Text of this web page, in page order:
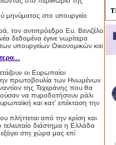
μηνύματος στο υπουργείο
τον αντιπρόεδρο Ευ. Βενιζέλο
δεδομένα έγινε νωρίτερα
υπουργείων Οικονομικών και
οι Ευρωπαίοι
πρωτοβουλία των Ηνωμένων
της Τεχεράνης που θα
να πυροδοτήσουν ράλι
και κατ’ επέκταση την
πλήττεται από την κρίση και
τελευταίο διάστημα η Ελλάδα
στη χώρα μας επί